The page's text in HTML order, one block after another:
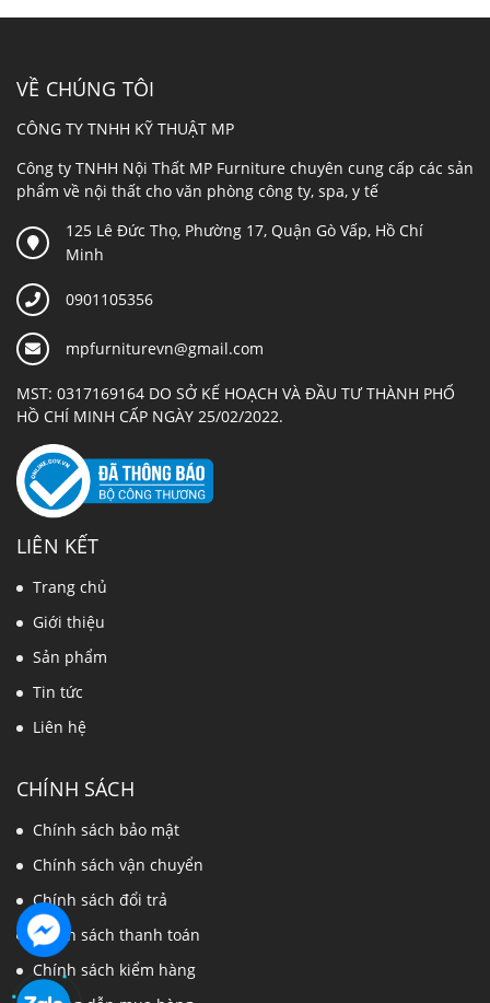
VỀ CHÚNG TÔI
CÔNG TY TNHH KỸ THUẬT MP
Công ty TNHH Nội Thất MP Furniture chuyên cung cấp các sản
phẩm về nội thất cho văn phòng công ty, spa, y tế
125 Lê Đức Thọ, Phường 17, Quận Gò Vấp, Hồ Chí
Minh
0901105356
mpfurniturevn@gmail.com
MST: 0317169164 DO SỞ KẾ HOẠCH VÀ ĐẦU TƯ THÀNH PHỐ
HỒ CHÍ MINH CẤP NGÀY 25/02/2022.
LIÊN KẾT
Trang chủ
Giới thiệu
Sản phẩm
Tin tức
Liên hệ
CHÍNH SÁCH
Chính sách bảo mật
Chính sách vận chuyển
Chính sách đổi trả
Chính sách thanh toán
Chính sách kiểm hàng